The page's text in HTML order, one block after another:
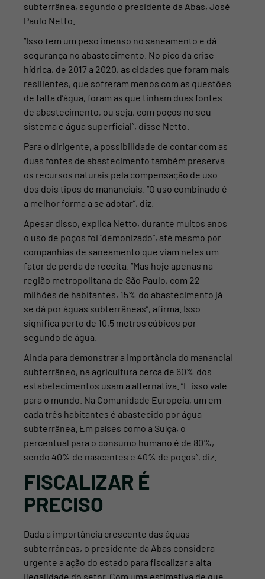
subterrânea, segundo o presidente da Abas, José
Paulo Netto.
“Isso tem um peso imenso no saneamento e dá
segurança no abastecimento. No pico da crise
hídrica, de 2017 a 2020, as cidades que foram mais
resilientes, que sofreram menos com as questões
de falta d’água, foram as que tinham duas fontes
de abastecimento, ou seja, com poços no seu
sistema e água superficial”, disse Netto.
Para o dirigente, a possibilidade de contar com as
duas fontes de abastecimento também preserva
os recursos naturais pela compensação de uso
dos dois tipos de mananciais. “O uso combinado é
a melhor forma a se adotar”, diz.
Apesar disso, explica Netto, durante muitos anos
o uso de poços foi “demonizado”, até mesmo por
companhias de saneamento que viam neles um
fator de perda de receita. “Mas hoje apenas na
região metropolitana de São Paulo, com 22
milhões de habitantes, 15% do abastecimento já
se dá por águas subterrâneas”, afirma. Isso
significa perto de 10,5 metros cúbicos por
segundo de água.
Ainda para demonstrar a importância do manancial
subterrâneo, na agricultura cerca de 60% dos
estabelecimentos usam a alternativa. “E isso vale
para o mundo. Na Comunidade Europeia, um em
cada três habitantes é abastecido por água
subterrânea. Em países como a Suíça, o
percentual para o consumo humano é de 80%,
sendo 40% de nascentes e 40% de poços”, diz.
FISCALIZAR É
PRECISO
Dada a importância crescente das águas
subterrâneas, o presidente da Abas considera
urgente a ação do estado para fiscalizar a alta
ilegalidade do setor. Com uma estimativa de que